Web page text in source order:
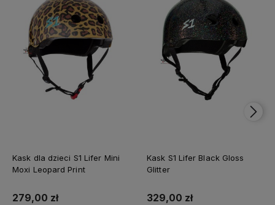
Kask dla dzieci S1 Lifer Mini
Moxi Leopard Print
279,00 zł
Kask S1 Lifer Black Gloss
Glitter
329,00 zł